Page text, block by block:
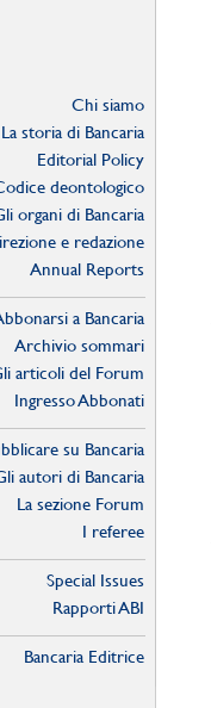
Chi siamo
La storia di Bancaria
Editorial Policy
deontologico
organi di Bancaria
e redazione
Annual Reports
a Bancaria
Archivio sommari
articoli del Forum
Ingresso Abbonati
su Bancaria
autori di Bancaria
La sezione Forum
I referee
Special Issues
Rapporti ABI
Bancaria Editrice